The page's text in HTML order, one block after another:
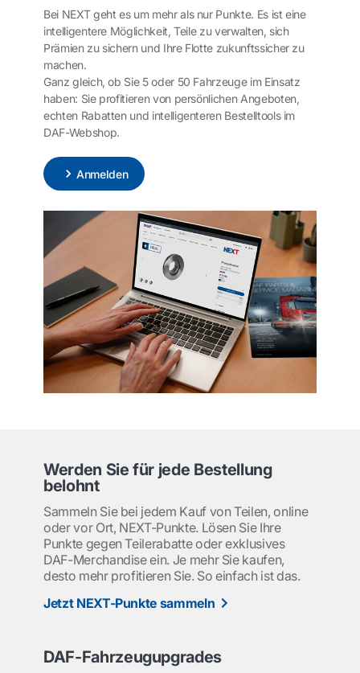
Bei NEXT geht es um mehr als nur Punkte. Es ist eine
intelligentere Möglichkeit, Teile zu verwalten, sich
Prämien zu sichern und Ihre Flotte zukunftssicher zu
machen.
Ganz gleich, ob Sie 5 oder 50 Fahrzeuge im Einsatz
haben: Sie profitieren von persönlichen Angeboten,
echten Rabatten und intelligenteren Bestelltools im
DAF-Webshop.
Anmelden
Werden Sie für jede Bestellung
belohnt
Sammeln Sie bei jedem Kauf von Teilen, online
oder vor Ort, NEXT-Punkte. Lösen Sie Ihre
Punkte gegen Teilerabatte oder exklusives
DAF-Merchandise ein. Je mehr Sie kaufen,
desto mehr profitieren Sie. So einfach ist das.
Jetzt NEXT-Punkte sammeln
DAF-Fahrzeugupgrades